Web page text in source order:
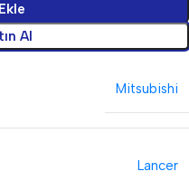
Al
Mitsubishi
Lancer